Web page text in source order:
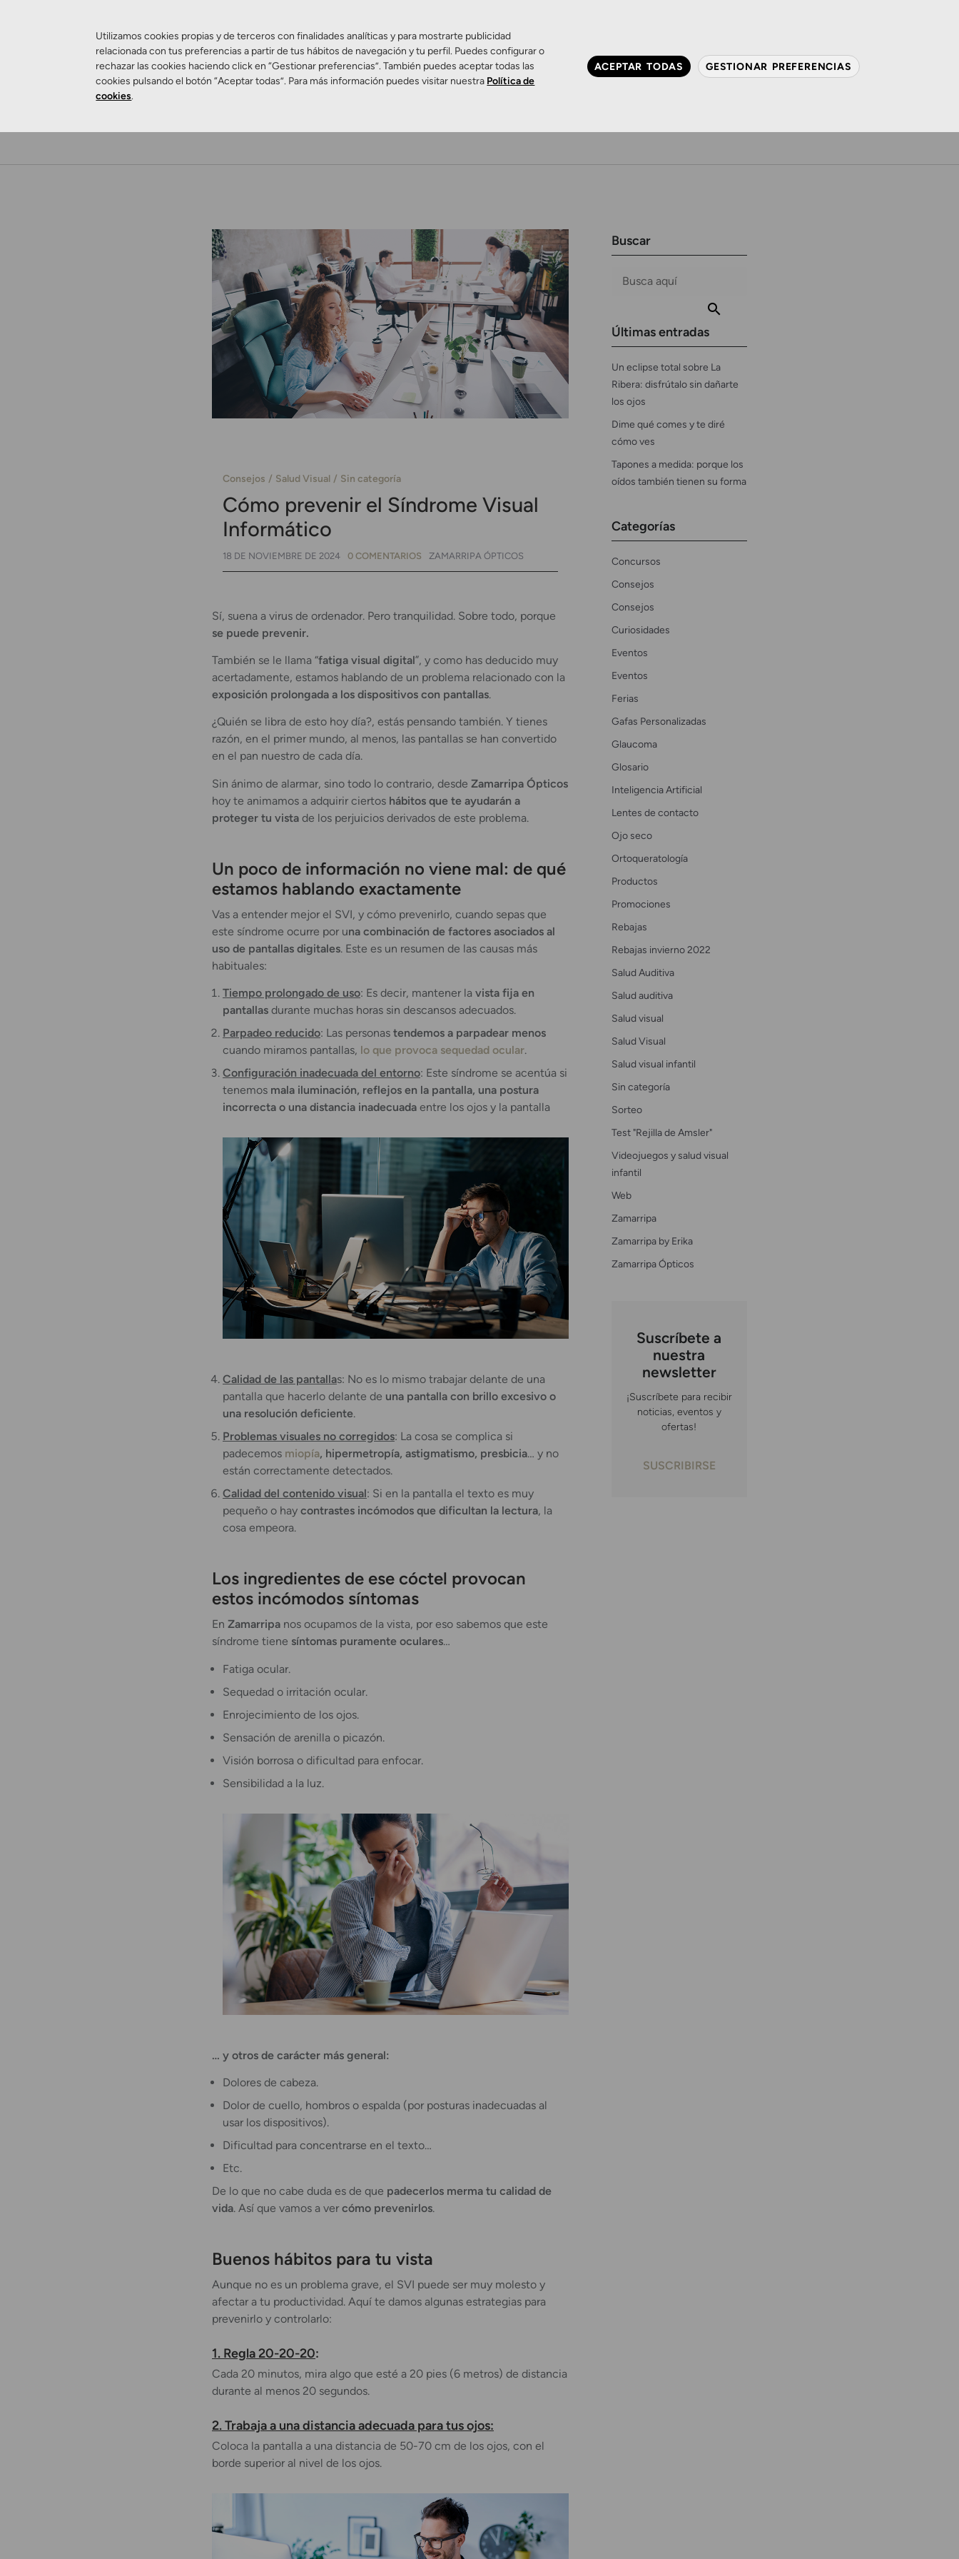
Consejos Salud Visual Sin categoría
Cómo prevenir el Síndrome Visual
Informático
18 DE NOVIEMBRE DE 2024 0 COMENTARIOS ZAMARRIPA ÓPTICOS
Sí, suena a virus de ordenador. Pero tranquilidad. Sobre todo, porque
se puede prevenir.
También se le llama “fatiga visual digital”, y como has deducido muy
acertadamente, estamos hablando de un problema relacionado con la
exposición prolongada a los dispositivos con pantallas.
¿Quién se libra de esto hoy día?, estás pensando también. Y tienes
razón, en el primer mundo, al menos, las pantallas se han convertido
en el pan nuestro de cada día.
Sin ánimo de alarmar, sino todo lo contrario, desde Zamarripa Ópticos
hoy te animamos a adquirir ciertos hábitos que te ayudarán a
proteger tu vista de los perjuicios derivados de este problema.
Un poco de información no viene mal: de qué
estamos hablando exactamente
Vas a entender mejor el SVI, y cómo prevenirlo, cuando sepas que
este síndrome ocurre por una combinación de factores asociados al
uso de pantallas digitales. Este es un resumen de las causas más
habituales:
Tiempo prolongado de uso: Es decir, mantener la vista fija en
pantallas durante muchas horas sin descansos adecuados.
Parpadeo reducido: Las personas tendemos a parpadear menos
cuando miramos pantallas, lo que provoca sequedad ocular.
Configuración inadecuada del entorno: Este síndrome se acentúa si
tenemos mala iluminación, reflejos en la pantalla, una postura
incorrecta o una distancia inadecuada entre los ojos y la pantalla
Calidad de las pantallas: No es lo mismo trabajar delante de una
pantalla que hacerlo delante de una pantalla con brillo excesivo o
una resolución deficiente.
Problemas visuales no corregidos: La cosa se complica si
padecemos miopía, hipermetropía, astigmatismo, presbicia… y no
están correctamente detectados.
Calidad del contenido visual: Si en la pantalla el texto es muy
pequeño o hay contrastes incómodos que dificultan la lectura, la
cosa empeora.
Los ingredientes de ese cóctel provocan
estos incómodos síntomas
En Zamarripa nos ocupamos de la vista, por eso sabemos que este
síndrome tiene síntomas puramente oculares…
Fatiga ocular.
Sequedad o irritación ocular.
Enrojecimiento de los ojos.
Sensación de arenilla o picazón.
Visión borrosa o dificultad para enfocar.
Sensibilidad a la luz.
… y otros de carácter más general:
Dolores de cabeza.
Dolor de cuello, hombros o espalda (por posturas inadecuadas al
usar los dispositivos).
Dificultad para concentrarse en el texto…
Etc.
De lo que no cabe duda es de que padecerlos merma tu calidad de
vida. Así que vamos a ver cómo prevenirlos.
Buenos hábitos para tu vista
Aunque no es un problema grave, el SVI puede ser muy molesto y
afectar a tu productividad. Aquí te damos algunas estrategias para
prevenirlo y controlarlo:
1. Regla 20-20-20:
Cada 20 minutos, mira algo que esté a 20 pies (6 metros) de distancia
durante al menos 20 segundos.
2. Trabaja a una distancia adecuada para tus ojos:
Coloca la pantalla a una distancia de 50-70 cm de los ojos, con el
borde superior al nivel de los ojos.
Buscar
Últimas entradas
Un eclipse total sobre La
Ribera: disfrútalo sin dañarte
los ojos
Dime qué comes y te diré
cómo ves
Tapones a medida: porque los
oídos también tienen su forma
Categorías
Concursos
Consejos
Consejos
Curiosidades
Eventos
Eventos
Ferias
Gafas Personalizadas
Glaucoma
Glosario
Inteligencia Artificial
Lentes de contacto
Ojo seco
Ortoqueratología
Productos
Promociones
Rebajas
Rebajas invierno 2022
Salud Auditiva
Salud auditiva
Salud visual
Salud Visual
Salud visual infantil
Sin categoría
Sorteo
Test "Rejilla de Amsler"
Videojuegos y salud visual
infantil
Web
Zamarripa
Zamarripa by Erika
Zamarripa Ópticos
Suscríbete a
nuestra
newsletter
¡Suscríbete para recibir
noticias, eventos y
ofertas!
SUSCRIBIRSE
Utilizamos cookies propias y de terceros con finalidades analíticas y para mostrarte publicidad
relacionada con tus preferencias a partir de tus hábitos de navegación y tu perfil. Puedes configurar o
rechazar las cookies haciendo click en “Gestionar preferencias”. También puedes aceptar todas las
cookies pulsando el botón “Aceptar todas”. Para más información puedes visitar nuestra Política de
cookies.
ACEPTAR TODAS GESTIONAR PREFERENCIAS